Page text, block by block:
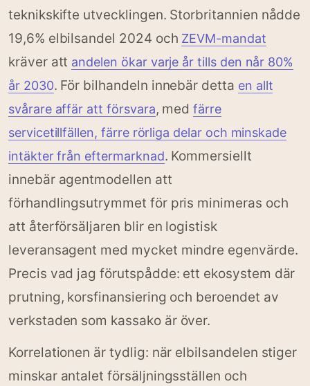
teknikskifte utvecklingen. Storbritannien nådde
19,6% elbilsandel 2024 och ZEVM-mandat
kräver att andelen ökar varje år tills den når 80%
år 2030. För bilhandeln innebär detta en allt
svårare affär att försvara, medfärre
servicetillfällen, färre rörliga delar och minskade
intäkter från eftermarknad. Kommersiellt
innebär agentmodellen att
förhandlingsutrymmet för pris minimeras och
att återförsäljaren blir en logistisk
leveransagent med mycket mindre egenvärde.
Precis vad jag förutspådde: ett ekosystem där
prutning, korsfinansiering och beroendet av
verkstaden som kassako är över.
Korrelationen är tydlig: när elbilsandelen stiger
minskar antalet försäljningsställen och